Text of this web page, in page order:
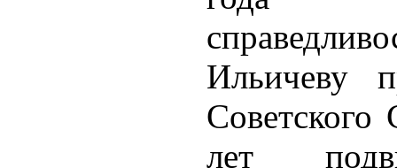
Ильичеву
лет